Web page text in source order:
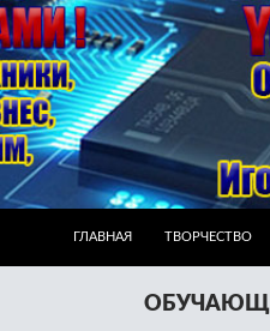
ГЛАВНАЯ
ТВОРЧЕСТВО